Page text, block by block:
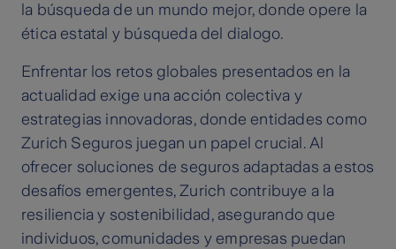
la búsqueda de un mundo mejor, donde opere la
ética estatal y búsqueda del dialogo.
Enfrentar los retos globales presentados en la
actualidad exige una acción colectiva y
estrategias innovadoras, donde entidades como
Zurich Seguros juegan un papel crucial. Al
ofrecer soluciones de seguros adaptadas a estos
desafíos emergentes, Zurich contribuye a la
resiliencia y sostenibilidad, asegurando que
individuos, comunidades y empresas puedan